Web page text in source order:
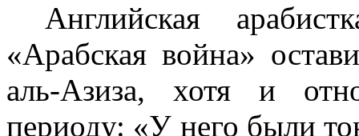
Английская
«Арабская война»
аль-Азиза, хотя и
периоду: «У него были